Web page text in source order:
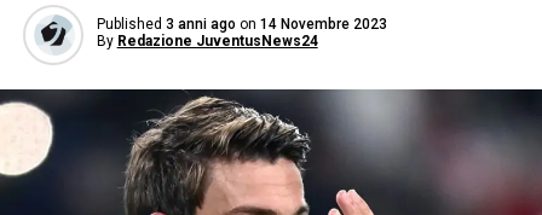
Published 3 anni ago on 14 Novembre 2023
By Redazione JuventusNews24